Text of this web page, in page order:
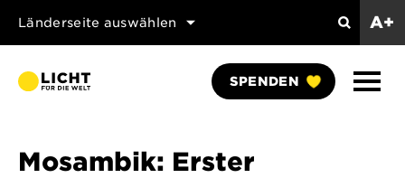
Länderseite auswählen
Search
A+
SPENDEN
Mosambik: Erster